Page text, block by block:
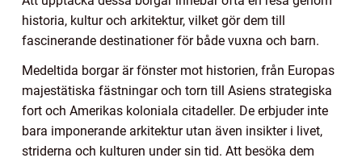
historia, kultur och arkitektur, vilket gör dem till
fascinerande destinationer för både vuxna och barn.
Medeltida borgar är fönster mot historien, från Europas
majestätiska fästningar och torn till Asiens strategiska
fort och Amerikas koloniala citadeller. De erbjuder inte
bara imponerande arkitektur utan även insikter i livet,
striderna och kulturen under sin tid. Att besöka dem